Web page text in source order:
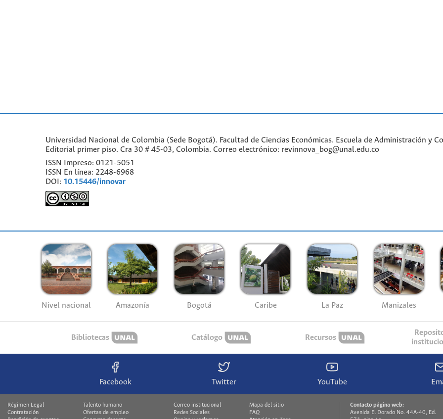
Universidad Nacional de Colombia (Sede Bogotá). Facultad de Ciencias Económicas. Escuela de Administración y
Editorial primer piso. Cra 30 # 45-03, Colombia. Correo electrónico: revinnova_bog@unal.edu.co
ISSN Impreso: 0121-5051
ISSN En línea: 2248-6968
DOI: 10.15446/innovar
Nivel nacional Amazonía Bogotá Caribe La Paz Manizales
Bibliotecas Catálogo Recursos
Facebook Twitter YouTube
Régimen Legal
Talento humano
Contratación
Ofertas de empleo
Correo institucional
Mapa del sitio
Redes Sociales
FAQ
Contacto página web:
Avenida El Dorado No. 44A-40, Ed.